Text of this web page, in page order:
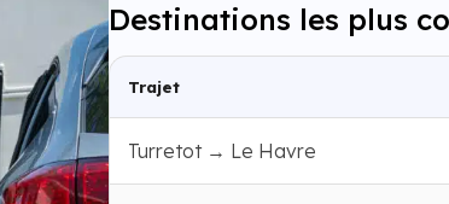
Destinations les plus
Trajet
Turretot → Le Havre